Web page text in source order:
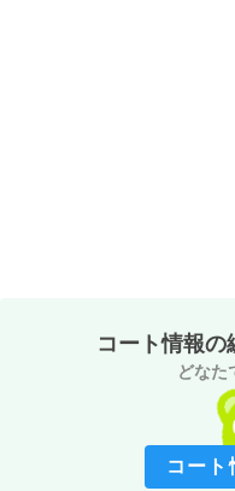
コート情報の
どなた
コート